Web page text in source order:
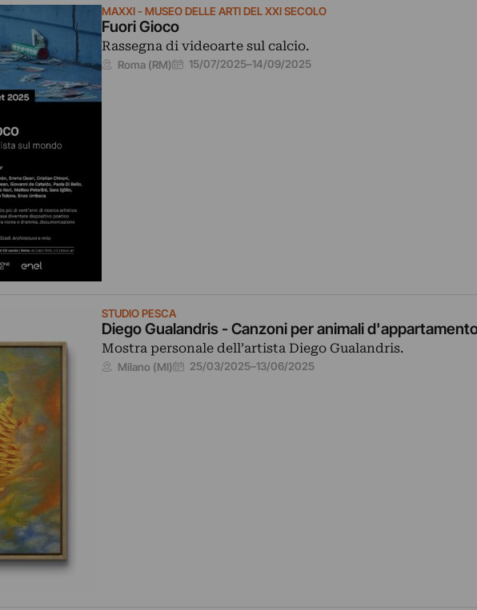
MAXXI - MUSEO DELLE ARTI DEL XXI SECOLO
Fuori Gioco
Rassegna di videoarte sul calcio.
Roma (RM) 15/07/2025–14/09/2025
STUDIO PESCA
Diego Gualandris - Canzoni per animali
Mostra personale dell’artista Diego Gualandris.
Milano (MI) 25/03/2025–13/06/2025